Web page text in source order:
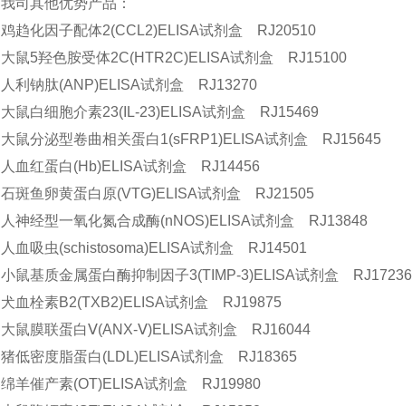
我司其他优势产品：
鸡趋化因子配体2(CCL2)ELISA试剂盒 RJ20510
大鼠5羟色胺受体2C(HTR2C)ELISA试剂盒 RJ15100
人利钠肽(ANP)ELISA试剂盒 RJ13270
大鼠白细胞介素23(IL-23)ELISA试剂盒 RJ15469
大鼠分泌型卷曲相关蛋白1(sFRP1)ELISA试剂盒 RJ15645
人血红蛋白(Hb)ELISA试剂盒 RJ14456
石斑鱼卵黄蛋白原(VTG)ELISA试剂盒 RJ21505
人神经型一氧化氮合成酶(nNOS)ELISA试剂盒 RJ13848
人血吸虫(schistosoma)ELISA试剂盒 RJ14501
小鼠基质金属蛋白酶抑制因子3(TIMP-3)ELISA试剂盒 RJ17236
犬血栓素B2(TXB2)ELISA试剂盒 RJ19875
大鼠膜联蛋白Ⅴ(ANX-Ⅴ)ELISA试剂盒 RJ16044
猪低密度脂蛋白(LDL)ELISA试剂盒 RJ18365
绵羊催产素(OT)ELISA试剂盒 RJ19980